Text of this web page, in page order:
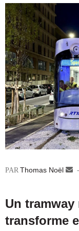
Thomas Noël
Un
transforme